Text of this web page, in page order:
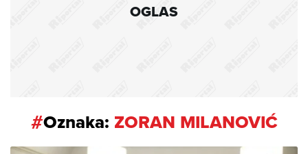
OGLAS
#Oznaka: ZORAN MILANOVIĆ